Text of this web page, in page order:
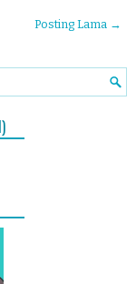
Posting Lama →